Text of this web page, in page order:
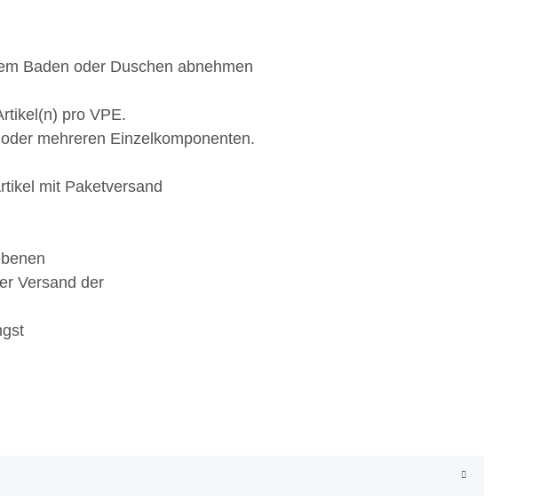
Baden oder Duschen abnehmen
pro VPE.
mehreren Einzelkomponenten.
mit Paketversand
Versand der